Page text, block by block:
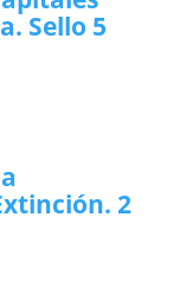
Sello 5
2